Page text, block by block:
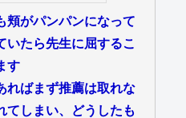
頬がパンパンになって
いたら先生に屈するこ
す
ればまず推薦は取れな
てしまい、どうしたも